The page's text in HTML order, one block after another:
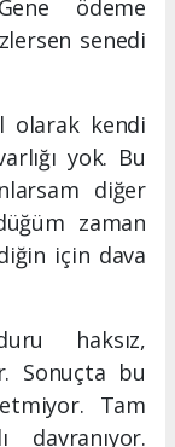
ödeme
senedi
olarak kendi
yok. Bu
diğer
zaman
için dava
haksız,
Sonuçta bu
Tam
davranıyor.